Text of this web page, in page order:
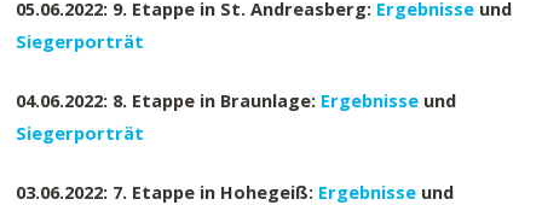
05.06.2022: 9. Etappe in St. Andreasberg: Ergebnisse und
Siegerporträt
04.06.2022: 8. Etappe in Braunlage: Ergebnisse und
Siegerporträt
03.06.2022: 7. Etappe in Hohegeiß: Ergebnisse und